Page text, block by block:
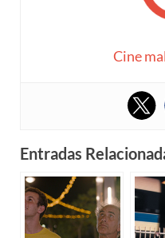
Cine
Entradas